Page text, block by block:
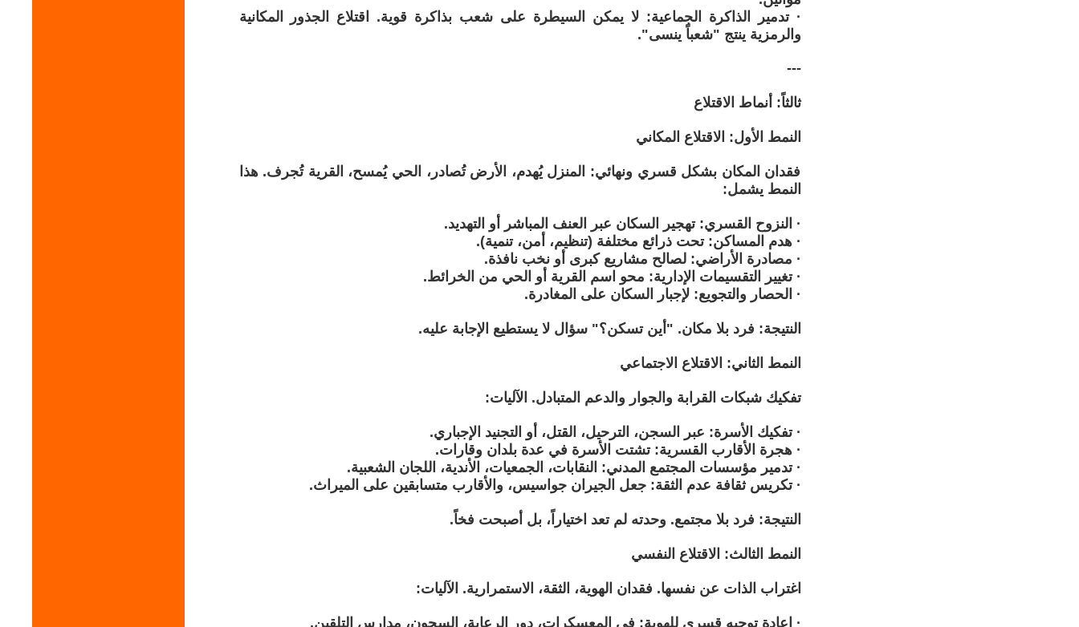
· تدمير الذاكرة الجماعية: لا يمكن السيطرة على شعب بذاكرة قوية. اقتلاع الجذور المكانية
والرمزية ينتج "شعباً ينسى".
---
ثالثاً: أنماط الاقتلاع
النمط الأول: الاقتلاع المكاني
فقدان المكان بشكل قسري ونهائي: المنزل يُهدم، الأرض تُصادر، الحي يُمسح، القرية تُجرف. هذا
النمط يشمل:
· النزوح القسري: تهجير السكان عبر العنف المباشر أو التهديد.
· هدم المساكن: تحت ذرائع مختلفة (تنظيم، أمن، تنمية).
· مصادرة الأراضي: لصالح مشاريع كبرى أو نخب نافذة.
· تغيير التقسيمات الإدارية: محو اسم القرية أو الحي من الخرائط.
· الحصار والتجويع: لإجبار السكان على المغادرة.
النتيجة: فرد بلا مكان. "أين تسكن؟" سؤال لا يستطيع الإجابة عليه.
النمط الثاني: الاقتلاع الاجتماعي
تفكيك شبكات القرابة والجوار والدعم المتبادل. الآليات:
· تفكيك الأسرة: عبر السجن، الترحيل، القتل، أو التجنيد الإجباري.
· هجرة الأقارب القسرية: تشتت الأسرة في عدة بلدان وقارات.
· تدمير مؤسسات المجتمع المدني: النقابات، الجمعيات، الأندية، اللجان الشعبية.
· تكريس ثقافة عدم الثقة: جعل الجيران جواسيس، والأقارب متسابقين على الميراث.
النتيجة: فرد بلا مجتمع. وحدته لم تعد اختياراً، بل أصبحت فخاً.
النمط الثالث: الاقتلاع النفسي
اغتراب الذات عن نفسها. فقدان الهوية، الثقة، الاستمرارية. الآليات:
· إعادة توجيه قسري للهوية: في المعسكرات، دور الرعاية، السجون، مدارس التلقين.